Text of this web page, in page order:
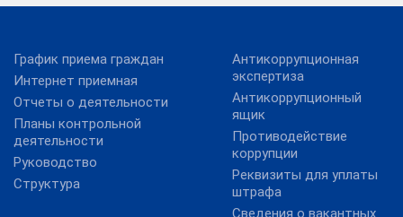
График приема граждан
Интернет приемная
Отчеты о деятельности
Планы контрольной
деятельности
Руководство
Структура
Антикоррупционная
экспертиза
Антикоррупционный
ящик
Противодействие
коррупции
Реквизиты для уплаты
штрафа
Сведения о вакантных